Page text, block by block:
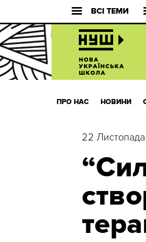
ВСІ ТЕМИ
ПРО НАС НОВИНИ
22